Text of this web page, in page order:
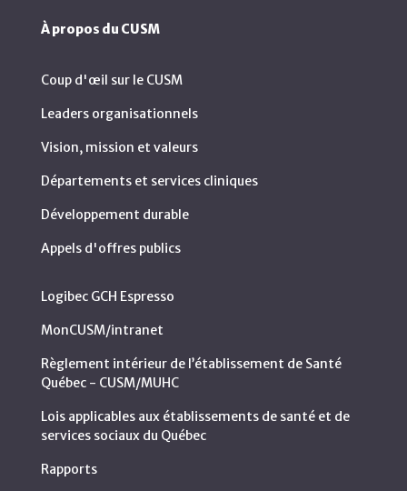
À propos du CUSM
Coup d'œil sur le CUSM
Leaders organisationnels
Vision, mission et valeurs
Départements et services cliniques
Développement durable
Appels d'offres publics
Logibec GCH Espresso
MonCUSM/intranet
Règlement intérieur de l’établissement de Santé
Québec - CUSM/MUHC
Lois applicables aux établissements de santé et de
services sociaux du Québec
Rapports